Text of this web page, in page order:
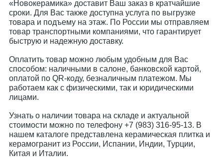
«Новокерамика» доставит Ваш заказ в кратчайшие
сроки. Для Вас также доступна услуга по выгрузке
товара и подъему на этаж. По России мы отправляем
товар транспортными компаниями, что гарантирует
быструю и надежную доставку.
Оплатить товар можно любым удобным для Вас
способом: наличными в салоне, банковской картой,
оплатой по QR-коду, безналичным платежом. Мы
работаем как с физическими, так и юридическими
лицами.
Узнать о наличии товара на складе и актуальной
стоимости можно по телефону +7 (983) 316-95-13. В
нашем каталоге представлена керамическая плитка и
керамогранит из России, Испании, Индии, Турции,
Китая и Италии.